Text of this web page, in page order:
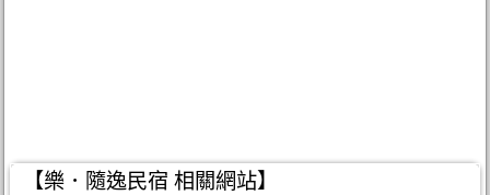
【樂．隨逸民宿 相關網站】